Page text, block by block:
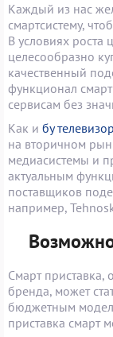
Каждый из нас
смартсистему,
В условиях роста
целесообразно
качественный
функционал
сервисам без
Как и бу
на вторичном
медиасистемы и
актуальным
поставщиков
например,
Смарт приставка,
бренда, может
бюджетным
приставка смарт